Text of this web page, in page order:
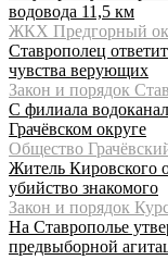
водовода 11,5 км
ЖКХ Предгорный
Ставрополец
чувства верующих
Закон и порядок
С филиала
Грачёвском округе
Общество
Житель Кировского
убийство знакомого
Закон и порядок
На Ставрополье
предвыборной